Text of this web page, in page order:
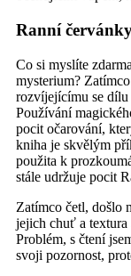
Ranní
Co si myslíte
mysterium?
rozvíjejícímu se
Používání
pocit očarování,
kniha je skvělým
použita k
stále udržuje pocit
Zatímco četl, došlo
jejich chuť a
Problém, s čtení
svoji pozornost,